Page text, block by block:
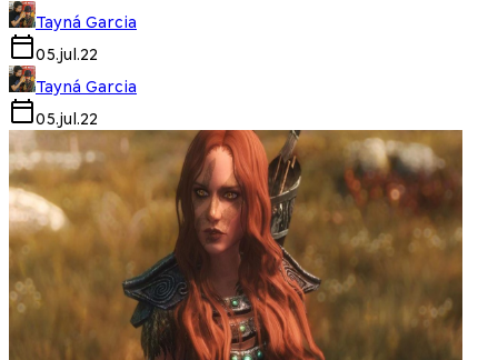
Tayná Garcia
05.jul.22
Tayná Garcia
05.jul.22